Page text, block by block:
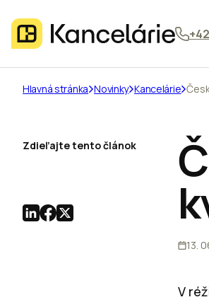
Hlavná stránka Novinky Kancelárie
13.
V
Zdieľajte tento článok